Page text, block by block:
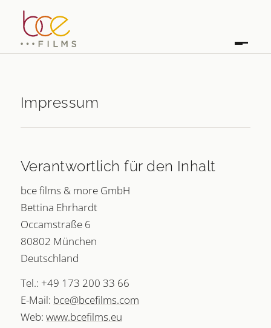
Impressum
Verantwortlich für den Inhalt
bce films & more GmbH
Bettina Ehrhardt
Occamstraße 6
80802 München
Deutschland
Tel.: +49 173 200 33 66
E-Mail: bce@bcefilms.com
Web: www.bcefilms.eu